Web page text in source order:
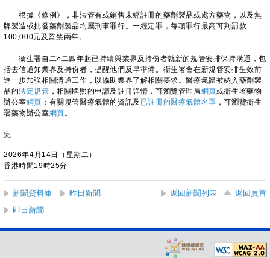
根據《條例》，非法管有或銷售未經註冊的藥劑製品或處方藥物，以及無
牌製造或批發藥劑製品均屬刑事罪行。一經定罪，每項罪行最高可判罰款
100,000元及監禁兩年。
衞生署自二○二四年起已持續與業界及持份者就新的規管安排保持溝通，包
括去信通知業界及持份者，提醒他們及早準備。衞生署會在新規管安排生效前
進一步加強相關溝通工作，以協助業界了解相關要求。醫療氣體被納入藥劑製
品的法定規管 ，相關牌照的申請及註冊詳情，可瀏覽管理局網頁或衞生署藥物
辦公室網頁 ；有關規管醫療氣體的資訊及 已註冊的醫療氣體名單 ，可瀏覽衞生
署藥物辦公室網頁。
完
2026年4月14日（星期二）
香港時間19時25分
新聞資料庫 昨日新聞 返回新聞列表
返回頁首
即日新聞